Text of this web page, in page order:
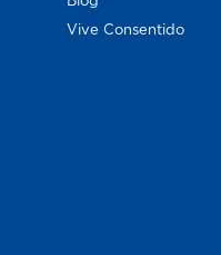
Vive Consentido